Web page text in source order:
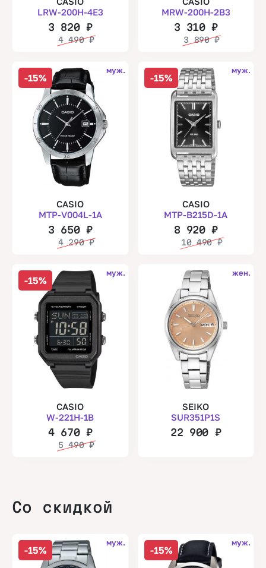
LRW-200H-4E3
3 820 ₽
4 490₽
MRW-200H-2B3
3 310₽
3 890₽
-15%
муж.
CASIO
MTP-V004L-1A
3 650 ₽
4 290₽
-15%
муж.
CASIO
MTP-B215D-1A
8 920₽
10 490₽
-15%
муж.
CASIO
W-221H-1B
4 670 ₽
5 490₽
жен.
SEIKO
SUR351P1S
22 900 ₽
Со скидкой
-15%
муж.
-15%
муж.